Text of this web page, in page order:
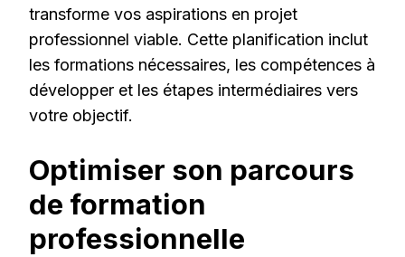
transforme vos aspirations en projet
professionnel viable. Cette planification inclut
les formations nécessaires, les compétences à
développer et les étapes intermédiaires vers
votre objectif.
Optimiser son parcours
de formation
professionnelle